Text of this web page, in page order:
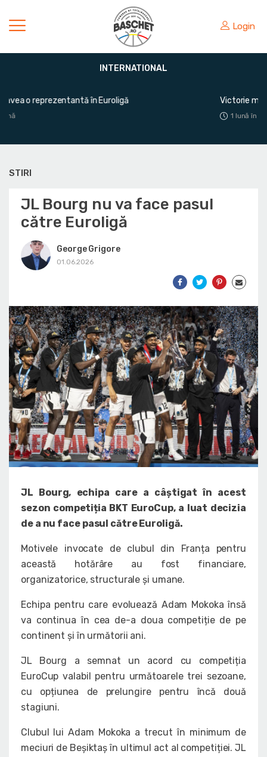
Login
INTERNATIONAL
Victorie mare pentru România în fața Greciei
STIRI
JL Bourg nu va face pasul
către Euroligă
George Grigore
01.06.2026
JL Bourg, echipa care a câștigat în acest
sezon competiția BKT EuroCup, a luat decizia
de a nu face pasul către Euroligă.
Motivele invocate de clubul din Franța pentru
această hotărâre au fost financiare,
organizatorice, structurale și umane.
Echipa pentru care evoluează Adam Mokoka însă
va continua în cea de-a doua competiție de pe
continent și în următorii ani.
JL Bourg a semnat un acord cu competiția
EuroCup valabil pentru următoarele trei sezoane,
cu opțiunea de prelungire pentru încă două
stagiuni.
Clubul lui Adam Mokoka a trecut în minimum de
meciuri de Beșiktaș în ultimul act al competiției. JL